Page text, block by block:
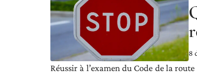
8
Réussir à l’examen du Code de la